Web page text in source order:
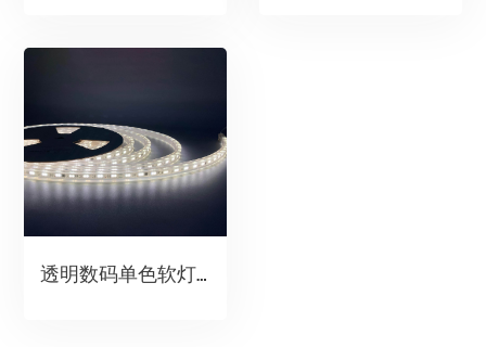
透明数码单色软灯带